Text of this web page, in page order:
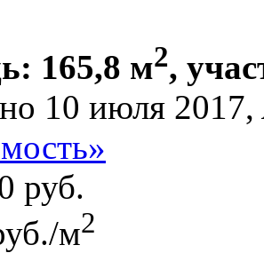
165,8 м2,
10 июля 2017,
руб.
м2